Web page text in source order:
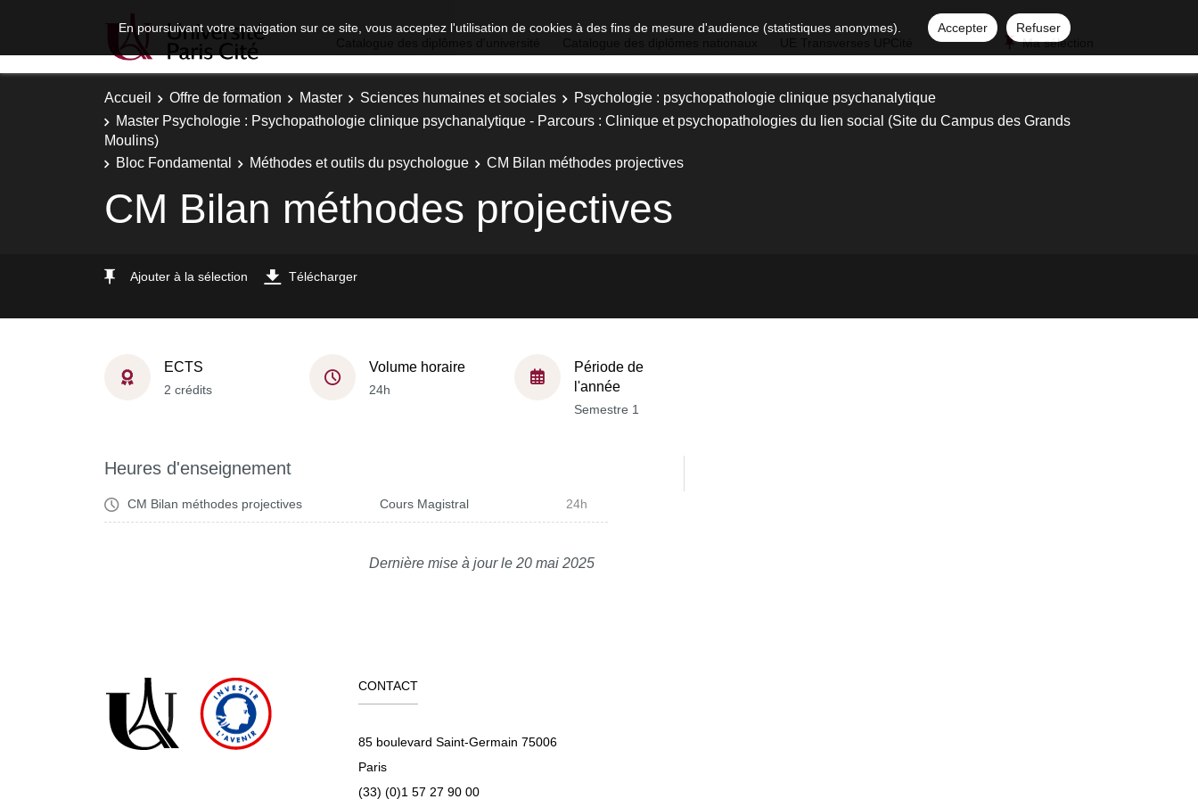
En poursuivant votre navigation sur ce site, vous acceptez l'utilisation de cookies à des fins de mesure d'audience (statistiques anonymes). Accepter
Refuser
Ma sélection
Accueil Offre de formation Master Sciences humaines et sociales
Psychologie : psychopathologie clinique psychanalytique
Master Psychologie : Psychopathologie clinique psychanalytique - Parcours : Clinique et psychopathologies du lien social (Site du Campus des Grands
Moulins)
Bloc Fondamental
Méthodes et outils du psychologue CM Bilan méthodes projectives
CM Bilan méthodes projectives
Ajouter à la sélection Télécharger
ECTS
2 crédits
Volume horaire
24h
Période de
l'année
Semestre 1
Heures d'enseignement
CM Bilan méthodes projectives Cours Magistral 24h
Dernière mise à jour le 20 mai 2025
CONTACT
85 boulevard Saint-Germain 75006
Paris
(33) (0)1 57 27 90 00